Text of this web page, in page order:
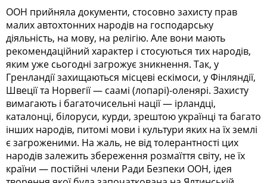
ООН прийняла документи, стосовно захисту прав
малих автохтонних народів на господарську
діяльність, на мову, на релігію. Але вони мають
рекомендаційний характер і стосуються тих народів,
яким уже сьогодні загрожує зникнення. Так, у
Гренландії захищаються місцеві ескімоси, у Фінляндії,
Швеції та Норвегії — саамі (лопарі)-оленярі. Захисту
вимагають і багаточисельні нації — ірландці,
каталонці, білоруси, курди, зрештою українці та багато
інших народів, питомі мови і культури яких на їх землі
є загроженими. На жаль, не від толерантності цих
народів залежить збереження розмаїття світу, не їх
країни — постійні члени Ради Безпеки ООН, ідея